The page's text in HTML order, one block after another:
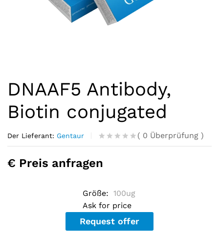
DNAAF5 Antibody,
Biotin conjugated
Der Lieferant: Gentaur
R
t
u
t
o
f
5
b
0
( 0 Überprüfung )
€ Preis anfragen
Größe: 100ug
Ask for price
Request offer